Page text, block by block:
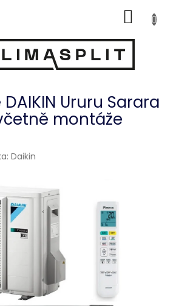
KOŠÍK
Ururu Sarara
montáže
Daikin